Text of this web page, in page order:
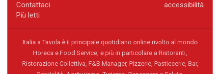
Contattaci
Più letti
accessibilità
Italia a Tavola è il principale quotidiano online rivolto al mondo
Horeca e Food Service, e più in particolare a Ristoranti,
Ristorazione Collettiva, F&B Manager, Pizzerie, Pasticcerie, Bar,